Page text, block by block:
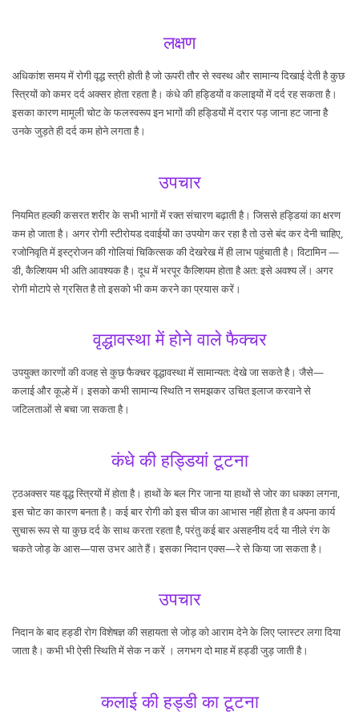
लक्षण
अधिकांश समय में रोगी वृद्ध स्त्री होती है जो ऊपरी तौर से स्वस्थ और सामान्य दिखाई देती है कुछ
स्त्रियों को कमर दर्द अक्सर होता रहता है। कंधे की हड्डियों व कलाइयों में दर्द रह सकता है।
इसका कारण मामूली चोट के फलस्वरूप इन भागों की हड्डियों में दरार पड़ जाना हट जाना है
उनके जुड़ते ही दर्द कम होने लगता है।
उपचार
नियमित हल्की कसरत शरीर के सभी भागों में रक्त संचारण बढ़ाती है। जिससे हड्डियां का क्षरण
कम हो जाता है। अगर रोगी स्टीरोयड दवाईयों का उपयोग कर रहा है तो उसे बंद कर देनी चाहिए,
रजोनिवृति में इस्ट्रोजन की गोलियां चिकित्सक की देखरेख में ही लाभ पहुंचाती है। विटामिन —
डी, कैल्शियम भी अति आवश्यक है। दूध में भरपूर कैल्शियम होता है अत: इसे अवश्य लें। अगर
रोगी मोटापे से ग्रसित है तो इसको भी कम करने का प्रयास करें।
वृद्धावस्था में होने वाले फैक्चर
उपयुक्त कारणों की वजह से कुछ फैक्चर वृद्धावस्था में सामान्यत: देखे जा सकते है। जैसे—
कलाई और कूल्हे में। इसको कभी सामान्य स्थिति न समझकर उचित इलाज करवाने से
जटिलताओं से बचा जा सकता है।
कंधे की हड्डियां टूटना
ट्ठअक्सर यह वृद्ध स्त्रियों में होता है। हाथों के बल गिर जाना या हाथों से जोर का धक्का लगना,
इस चोट का कारण बनता है। कई बार रोगी को इस चीज का आभास नहीं होता है व अपना कार्य
सुचारू रूप से या कुछ दर्द के साथ करता रहता है, परंतु कई बार असहनीय दर्द या नीले रंग के
चकते जोड़ के आस—पास उभर आते हैं। इसका निदान एक्स—रे से किया जा सकता है।
उपचार
निदान के बाद हड्डी रोग विशेषज्ञ की सहायता से जोड़ को आराम देने के लिए प्लास्टर लगा दिया
जाता है। कभी भी ऐसी स्थिति में सेक न करें । लगभग दो माह में हड्डी जुड़ जाती है।
कलाई की हड्डी का टूटना